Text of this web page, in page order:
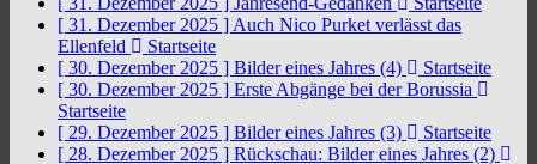
[ 31. Dezember 2025 ] Auch Nico Purket verlässt das
Ellenfeld
Startseite
[ 30. Dezember 2025 ] Bilder eines Jahres (4)
Startseite
[ 30. Dezember 2025 ] Erste Abgänge bei der Borussia
Startseite
[ 29. Dezember 2025 ] Bilder eines Jahres (3)
Startseite
[ 28. Dezember 2025 ] Rückschau: Bilder eines Jahres (2)